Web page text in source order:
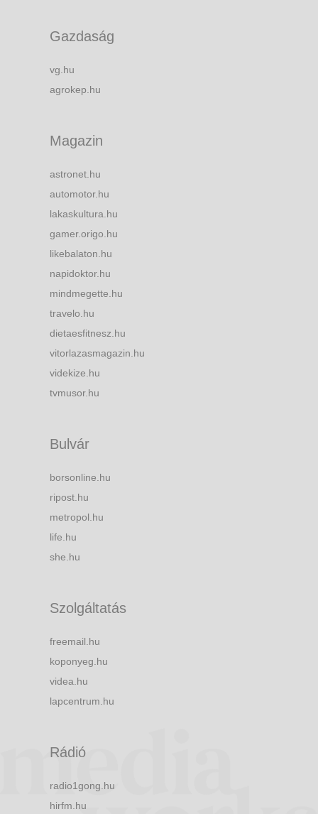
Gazdaság
vg.hu
agrokep.hu
Magazin
astronet.hu
automotor.hu
lakaskultura.hu
gamer.origo.hu
likebalaton.hu
napidoktor.hu
mindmegette.hu
travelo.hu
dietaesfitnesz.hu
vitorlazasmagazin.hu
videkize.hu
tvmusor.hu
Bulvár
borsonline.hu
ripost.hu
metropol.hu
life.hu
she.hu
Szolgáltatás
freemail.hu
koponyeg.hu
videa.hu
lapcentrum.hu
Rádió
radio1gong.hu
hirfm.hu